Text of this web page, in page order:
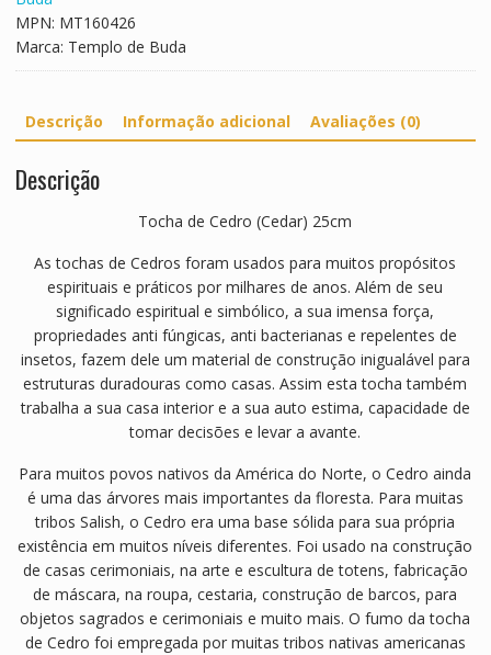
MPN: MT160426
Marca: Templo de Buda
Descrição Informação adicional Avaliações (0)
Descrição
Tocha de Cedro (Cedar) 25cm
As tochas de Cedros foram usados ​​para muitos propósitos
espirituais e práticos por milhares de anos. Além de seu
significado espiritual e simbólico, a sua imensa força,
propriedades anti fúngicas, anti bacterianas e repelentes de
insetos, fazem dele um material de construção inigualável para
estruturas duradouras como casas. Assim esta tocha também
trabalha a sua casa interior e a sua auto estima, capacidade de
tomar decisões e levar a avante.
Para muitos povos nativos da América do Norte, o Cedro ainda
é uma das árvores mais importantes da floresta. Para muitas
tribos Salish, o Cedro era uma base sólida para sua própria
existência em muitos níveis diferentes. Foi usado na construção
de casas cerimoniais, na arte e escultura de totens, fabricação
de máscara, na roupa, cestaria, construção de barcos, para
objetos sagrados e cerimoniais e muito mais. O fumo da tocha
de Cedro foi empregada por muitas tribos nativas americanas